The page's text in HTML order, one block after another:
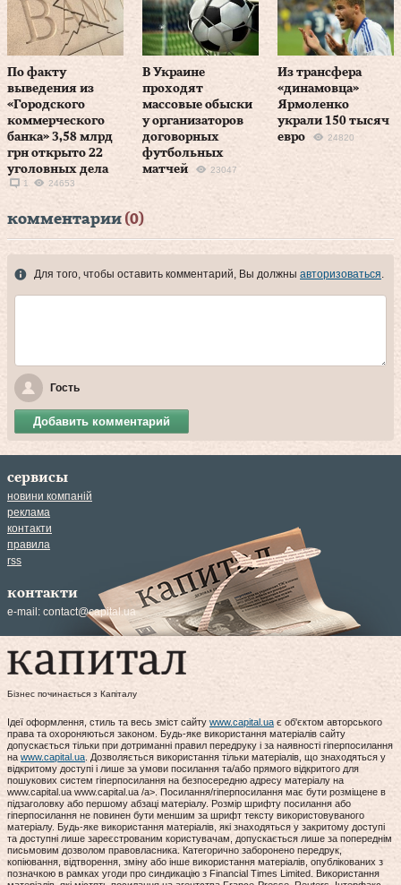
По факту
выведения из
«Городского
коммерческого
банка» 3,58 млрд
грн открыто 22
уголовных дела
1 24653
В Украине
проходят
массовые обыски
у организаторов
договорных
футбольных
матчей
23047
Из трансфера
«динамовца»
Ярмоленко
украли 150 тысяч
евро
24820
комментарии (0)
Для того, чтобы оставить комментарий, Вы должны авторизоваться.
Гость
Добавить комментарий
сервисы
новини компаній
реклама
контакти
правила
rss
контакти
e-mail: contact@capital.ua
Бізнес починається з Капіталу
Ідеї оформлення, стиль та весь зміст сайту www.capital.ua є об'єктом авторського
права та охороняються законом. Будь-яке використання матеріалів сайту
допускається тільки при дотриманні правил передруку і за наявності гіперпосилання
на www.capital.ua. Дозволяється використання тільки матеріалів, що знаходяться у
відкритому доступі і лише за умови посилання та/або прямого відкритого для
пошукових систем гіперпосилання на безпосередню адресу матеріалу на
www.capital.ua www.capital.ua /a>. Посилання/гіперпосилання має бути розміщене в
підзаголовку або першому абзаці матеріалу. Розмір шрифту посилання або
гіперпосилання не повинен бути меншим за шрифт тексту використовуваного
матеріалу. Будь-яке використання матеріалів, які знаходяться у закритому доступі
та доступні лише зареєстрованим користувачам, допускається лише за попереднім
письмовим дозволом правовласника. Категорично заборонено передрук,
копіювання, відтворення, зміну або інше використання матеріалів, опублікованих з
позначкою в рамках угоди про синдикацію з Financial Times Limited. Використання